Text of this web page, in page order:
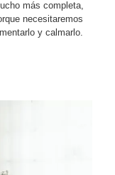
más completa,
necesitaremos
y calmarlo.